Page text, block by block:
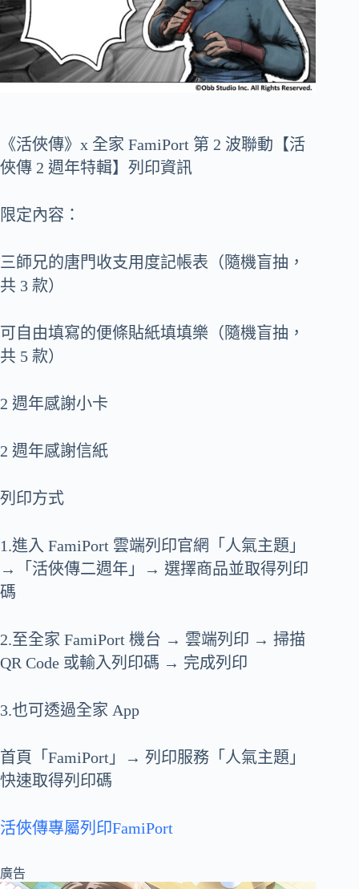
《活俠傳》x 全家 FamiPort 第 2 波聯動【活
俠傳 2 週年特輯】列印資訊
限定內容：
三師兄的唐門收支用度記帳表（隨機盲抽，
共 3 款）
可自由填寫的便條貼紙填填樂（隨機盲抽，
共 5 款）
2 週年感謝小卡
2 週年感謝信紙
列印方式
1.進入 FamiPort 雲端列印官網「人氣主題」
→「活俠傳二週年」→ 選擇商品並取得列印
碼
2.至全家 FamiPort 機台 → 雲端列印 → 掃描
QR Code 或輸入列印碼 → 完成列印
3.也可透過全家 App
首頁「FamiPort」→ 列印服務「人氣主題」
快速取得列印碼
活俠傳專屬列印FamiPort
廣告